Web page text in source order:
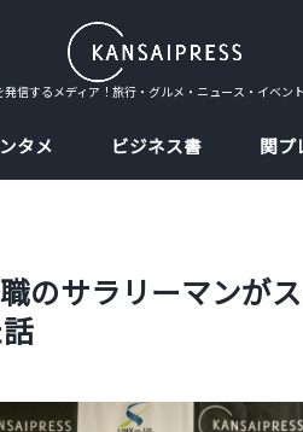
信するメディア！旅行・グルメ・ニュース・イベン
タメ ビジネス書 関プ
のサラリーマンが